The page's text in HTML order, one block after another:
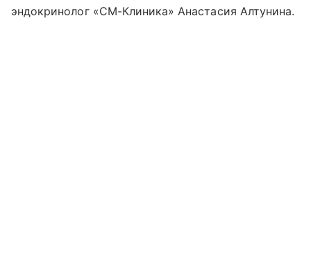
эндокринолог «СМ-Клиника» Анастасия Алтунина.